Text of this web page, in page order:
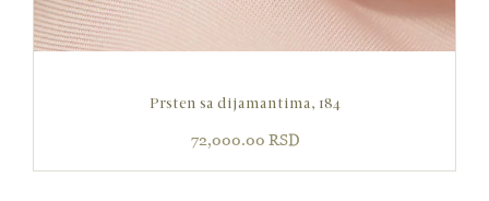
Prsten sa dijamantima, 184
72,000.00 RSD